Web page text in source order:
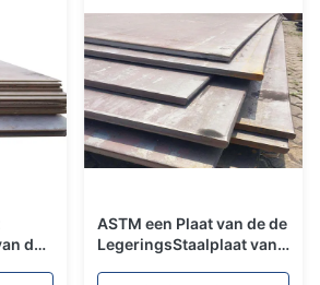
de
ASTM een Plaat van de de
LegeringsStaalplaat van